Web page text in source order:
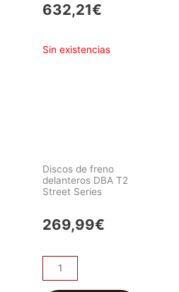
632,21€
Sin existencias
Discos de freno
delanteros DBA T2
Street Series
269,99€
Discos
de